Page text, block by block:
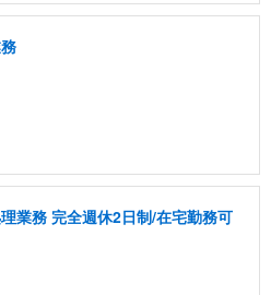
業務 完全週休2日制/在宅勤務可